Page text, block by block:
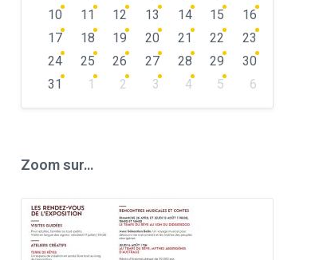
10
11 12 13 14 15
16
17
18 19 20 21 22
23
24
25 26 27 28 29
30
31
1 2 3 4 5
6
Zoom sur…